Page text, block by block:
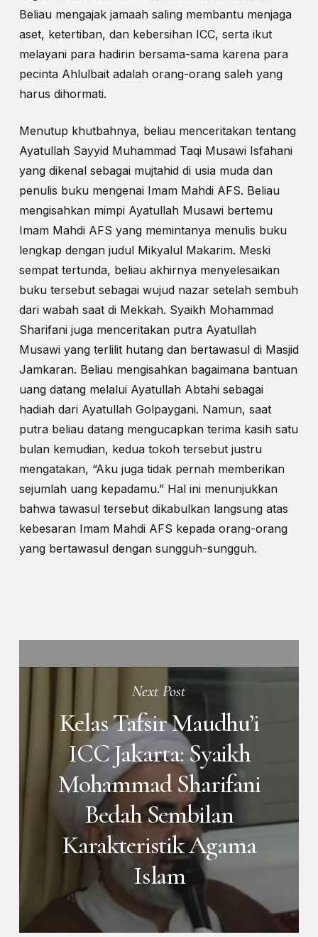
Beliau mengajak jamaah saling membantu menjaga
aset, ketertiban, dan kebersihan ICC, serta ikut
melayani para hadirin bersama-sama karena para
pecinta Ahlulbait adalah orang-orang saleh yang
harus dihormati.
Menutup khutbahnya, beliau menceritakan tentang
Ayatullah Sayyid Muhammad Taqi Musawi Isfahani
yang dikenal sebagai mujtahid di usia muda dan
penulis buku mengenai Imam Mahdi AFS. Beliau
mengisahkan mimpi Ayatullah Musawi bertemu
Imam Mahdi AFS yang memintanya menulis buku
lengkap dengan judul Mikyalul Makarim. Meski
sempat tertunda, beliau akhirnya menyelesaikan
buku tersebut sebagai wujud nazar setelah sembuh
dari wabah saat di Mekkah. Syaikh Mohammad
Sharifani juga menceritakan putra Ayatullah
Musawi yang terlilit hutang dan bertawasul di Masjid
Jamkaran. Beliau mengisahkan bagaimana bantuan
uang datang melalui Ayatullah Abtahi sebagai
hadiah dari Ayatullah Golpaygani. Namun, saat
putra beliau datang mengucapkan terima kasih satu
bulan kemudian, kedua tokoh tersebut justru
mengatakan, “Aku juga tidak pernah memberikan
sejumlah uang kepadamu.” Hal ini menunjukkan
bahwa tawasul tersebut dikabulkan langsung atas
kebesaran Imam Mahdi AFS kepada orang-orang
yang bertawasul dengan sungguh-sungguh.
Next Post
Kelas Tafsir Maudhu’i
ICC Jakarta: Syaikh
Mohammad Sharifani
Bedah Sembilan
Karakteristik Agama
Islam